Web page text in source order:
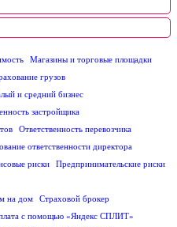
Магазины и торговые площадки
грузов
и средний бизнес
застройщика
Ответственность перевозчика
ответственности директора
риски
Предпринимательские риски
на дом
Страховой брокер
с помощью «Яндекс СПЛИТ»